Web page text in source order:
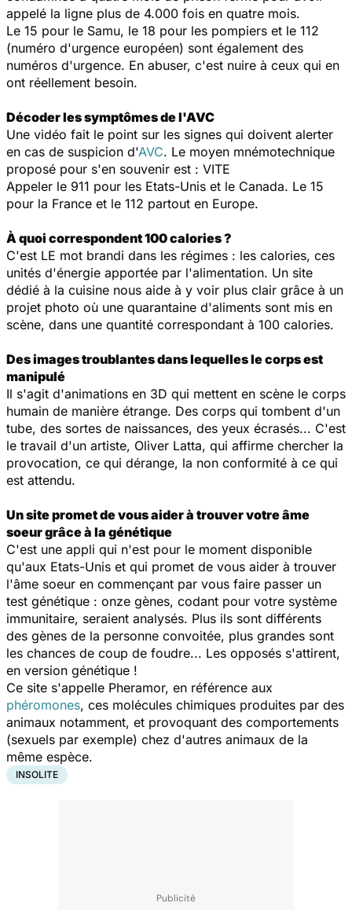
appelé la ligne plus de 4.000 fois en quatre mois.
Le 15 pour le Samu, le 18 pour les pompiers et le 112
(numéro d'urgence européen) sont également des
numéros d'urgence. En abuser, c'est nuire à ceux qui en
ont réellement besoin.
Décoder les symptômes de l'AVC
Une vidéo fait le point sur les signes qui doivent alerter
en cas de suspicion d'AVC. Le moyen mnémotechnique
proposé pour s'en souvenir est : VITE
Appeler le 911 pour les Etats-Unis et le Canada. Le 15
pour la France et le 112 partout en Europe.
À quoi correspondent 100 calories ?
C'est LE mot brandi dans les régimes : les calories, ces
unités d'énergie apportée par l'alimentation. Un site
dédié à la cuisine nous aide à y voir plus clair grâce à un
projet photo où une quarantaine d'aliments sont mis en
scène, dans une quantité correspondant à 100 calories.
Des images troublantes dans lequelles le corps est
manipulé
Il s'agit d'animations en 3D qui mettent en scène le corps
humain de manière étrange. Des corps qui tombent d'un
tube, des sortes de naissances, des yeux écrasés... C'est
le travail d'un artiste, Oliver Latta, qui affirme chercher la
provocation, ce qui dérange, la non conformité à ce qui
est attendu.
Un site promet de vous aider à trouver votre âme
soeur grâce à la génétique
C'est une appli qui n'est pour le moment disponible
qu'aux Etats-Unis et qui promet de vous aider à trouver
l'âme soeur en commençant par vous faire passer un
test génétique : onze gènes, codant pour votre système
immunitaire, seraient analysés. Plus ils sont différents
des gènes de la personne convoitée, plus grandes sont
les chances de coup de foudre... Les opposés s'attirent,
en version génétique !
Ce site s'appelle Pheramor, en référence aux
phéromones, ces molécules chimiques produites par des
animaux notamment, et provoquant des comportements
(sexuels par exemple) chez d'autres animaux de la
même espèce.
INSOLITE